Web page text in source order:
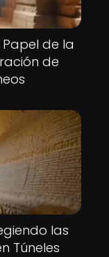
de la
de
las
Túneles